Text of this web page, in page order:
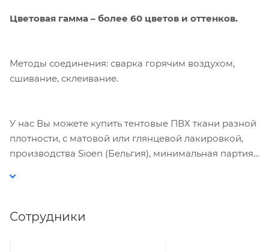
Цветовая гамма – более 60 цветов и оттенков.
Методы соединения: сварка горячим воздухом,
сшивание, склеивание.
У нас Вы можете купить тентовые ПВХ ткани разной
плотности, с матовой или глянцевой лакировкой,
производства Sioen (Бельгия), минимальная партия
Сотрудники